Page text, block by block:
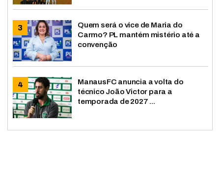
Quem será o vice de Maria do
Carmo? PL mantém mistério até a
convenção
ManausFC anuncia a volta do
técnico João Victor para a
temporada de 2027 ...